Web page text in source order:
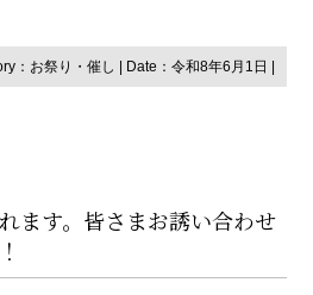
： お祭り・催し | Date：令和8年6月1日 |
ます。皆さまお誘い合わせ